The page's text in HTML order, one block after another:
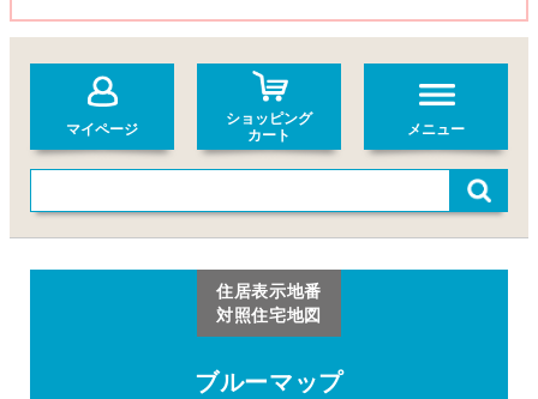
マイページ
ショッピング
カート
メニュー
住居表示地番
対照住宅地図
ブルーマップ